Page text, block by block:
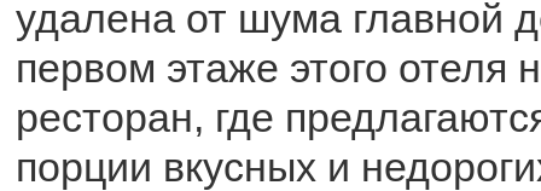
удалена от шума главной
первом этаже этого отеля
ресторан, где
порции вкусных и